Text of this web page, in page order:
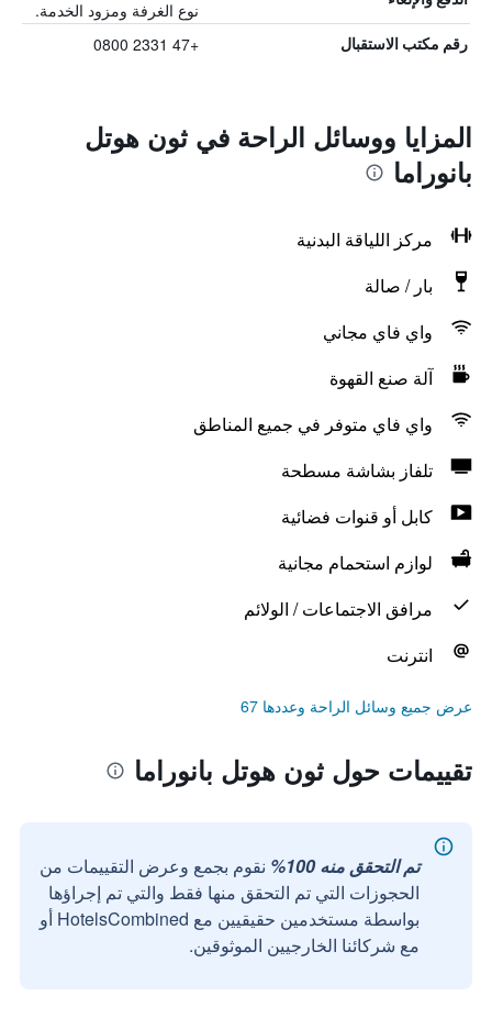
نوع الغرفة ومزود الخدمة.
رقم مكتب الاستقبال +47 2331 0800
المزايا ووسائل الراحة في ثون هوتل
بانوراما
مركز اللياقة البدنية
بار / صالة
واي فاي مجاني
آلة صنع القهوة
واي فاي متوفر في جميع المناطق
تلفاز بشاشة مسطحة
كابل أو قنوات فضائية
لوازم استحمام مجانية
مرافق الاجتماعات / الولائم
انترنت
عرض جميع وسائل الراحة وعددها 67
تقييمات حول ثون هوتل بانوراما
تم التحقق منه 100%
نقوم بجمع وعرض التقييمات من
الحجوزات التي تم التحقق منها فقط والتي تم إجراؤها
بواسطة مستخدمين حقيقيين مع HotelsCombined أو
مع شركائنا الخارجيين الموثوقين.